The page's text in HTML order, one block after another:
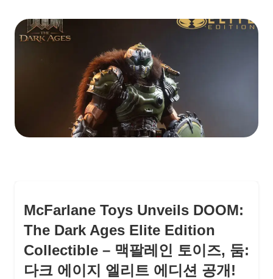
McFarlane Toys Unveils DOOM:
The Dark Ages Elite Edition
Collectible – 맥팔레인 토이즈, 둠:
다크 에이지 엘리트 에디션 공개!